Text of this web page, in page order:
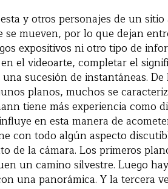
y otros personajes de un
se mueven, por lo que dejan
expositivos ni otro tipo de
el videoarte, completar el
sucesión de instantáneas.
planos, muchos se
tiene más experiencia como
en esta manera de
con todo algún aspecto
de la cámara. Los primeros
un camino silvestre. Luego
una panorámica. Y la tercera